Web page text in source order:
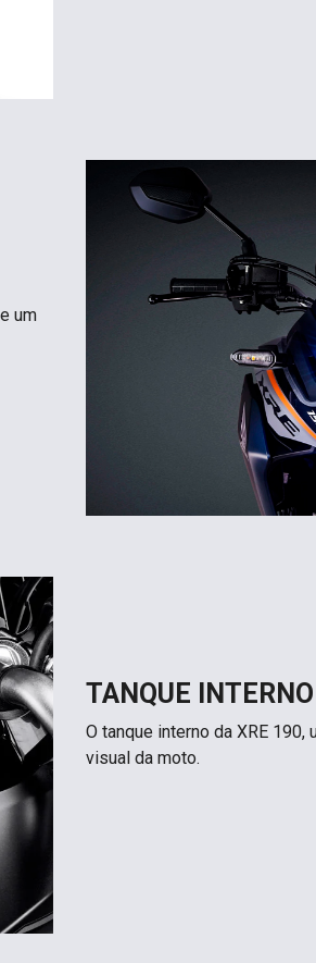
um
TANQUE INTERNO
O tanque interno da XRE
visual da moto.